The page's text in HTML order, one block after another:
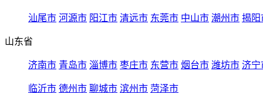
汕尾市 河源市 阳江市 清远市 东莞市 中山市 潮州市 揭阳
山东省
济南市 青岛市 淄博市 枣庄市 东营市 烟台市 潍坊市 济宁
临沂市 德州市 聊城市 滨州市 菏泽市